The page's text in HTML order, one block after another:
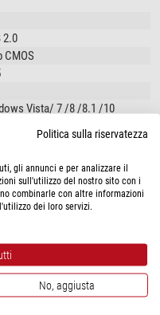
la Stella Polare
senza adattatori
ad esempio,
sulle montature per camera
montatura iOptron e si
anche incluso nel nome del
2.0
CMOS
Vista/ 7 /8 /8.1 /10
Pro
Politica sulla riservatezza
gli annunci e per analizzare il
sull'utilizzo del nostro sito con i
combinarle con altre informazioni
dei loro servizi.
No, aggiusta